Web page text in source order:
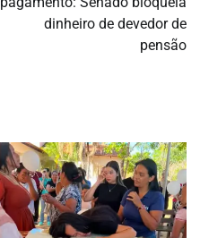
dinheiro de devedor de
pensão